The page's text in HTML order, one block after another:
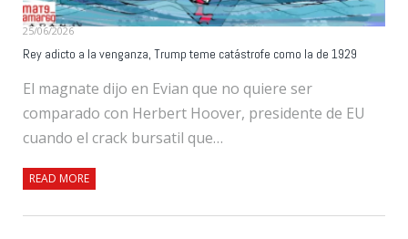
25/06/2026
Rey adicto a la venganza, Trump teme catástrofe como la de 1929
El magnate dijo en Evian que no quiere ser
comparado con Herbert Hoover, presidente de EU
cuando el crack bursatil que…
READ MORE